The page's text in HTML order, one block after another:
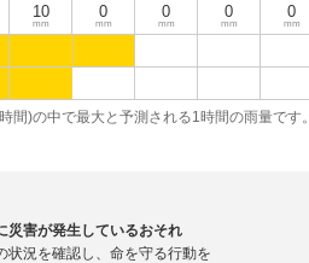
10
mm
0
mm
0
mm
0
mm
0
mm
)の中で最大と予測される1時間の雨量です。
災害が発生しているおそれ
状況を確認し、命を守る行動を